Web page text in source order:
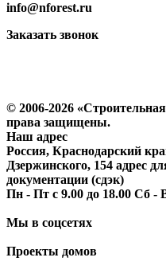
info@nforest.ru
Заказать звонок
© 2006-2026
права защищены.
Наш адрес
Россия, Краснодарский
Дзержинского, 154 адрес
документации (сдэк)
Пн - Пт с 9.00 до 18.00 Сб -
Мы в соцсетях
Проекты домов